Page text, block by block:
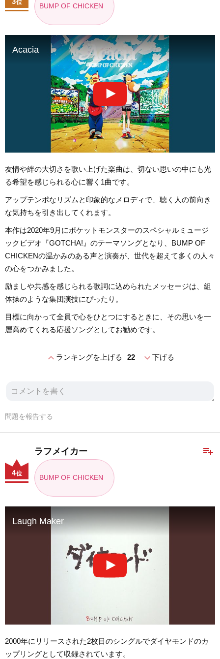
BUMP OF CHICKEN
位
Acacia
友情や絆の大切さを歌い上げた楽曲は、切ない思いの中にも光
る希望を感じられる心に響く1曲です。
アップテンポなリズムと印象的なメロディで、聴く人の前向き
な気持ちを引き出してくれます。
本作は2020年9月にポケットモンスターのスペシャルミュージ
ックビデオ『GOTCHA!』のテーマソングとなり、BUMP OF
CHICKENの温かみのある声と演奏が、世代を超えて多くの人々
の心をつかみました。
励ましや共感を感じられる歌詞に込められたメッセージは、組
体操のような集団演技にぴったり。
目標に向かって全員で心をひとつにするときに、その思いを一
層高めてくれる応援ソングとしてお勧めです。
expand_lessランキングを上げる 22 expand_more下げる
問題を報告する
playlist_add
ラフメイカー
BUMP OF CHICKEN
4位
Laugh Maker
2000年にリリースされた2枚目のシングルでダイヤモンドのカ
ップリングとして収録されています。